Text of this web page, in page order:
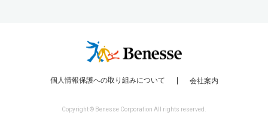
個人情報保護への取り組みについて 会社案内
Copyright © Benesse Corporation All rights reserved.